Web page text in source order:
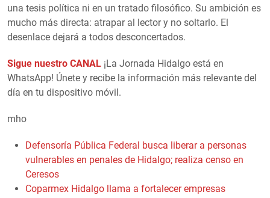
una tesis política ni en un tratado filosófico. Su ambición es
mucho más directa: atrapar al lector y no soltarlo. El
desenlace dejará a todos desconcertados.
Sigue nuestro CANAL ¡La Jornada Hidalgo está en
WhatsApp! Únete y recibe la información más relevante del
día en tu dispositivo móvil.
mho
Defensoría Pública Federal busca liberar a personas
vulnerables en penales de Hidalgo; realiza censo en
Ceresos
Coparmex Hidalgo llama a fortalecer empresas